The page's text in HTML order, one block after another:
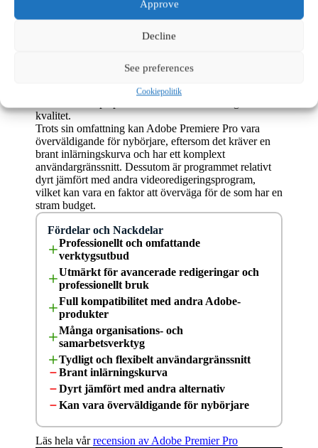
Approve
Decline
See preferences
Cookiepolitik
Premiere Pro är idealiskt för användare som kräver
Programmet stöder ett brett utbud av videoformat och
typer av videomaterial. Med funktioner som
multikameraredigering, avancerad färgkorrigering, och
ett rikt bibliotek av övergångar och effekter, kan
kvalitet.
Trots sin omfattning kan Adobe Premiere Pro vara
överväldigande för nybörjare, eftersom det kräver en
brant inlärningskurva och har ett komplext
användargränssnitt. Dessutom är programmet relativt
dyrt jämfört med andra videoredigeringsprogram,
vilket kan vara en faktor att överväga för de som har en
stram budget.
Fördelar och Nackdelar
Professionellt och omfattande
verktygsutbud
Utmärkt för avancerade redigeringar och
professionellt bruk
Full kompatibilitet med andra Adobe-
produkter
Många organisations- och
samarbetsverktyg
Tydligt och flexibelt användargränssnitt
Brant inlärningskurva
Dyrt jämfört med andra alternativ
Kan vara överväldigande för nybörjare
Läs hela vårrecension av Adobe Premier Pro